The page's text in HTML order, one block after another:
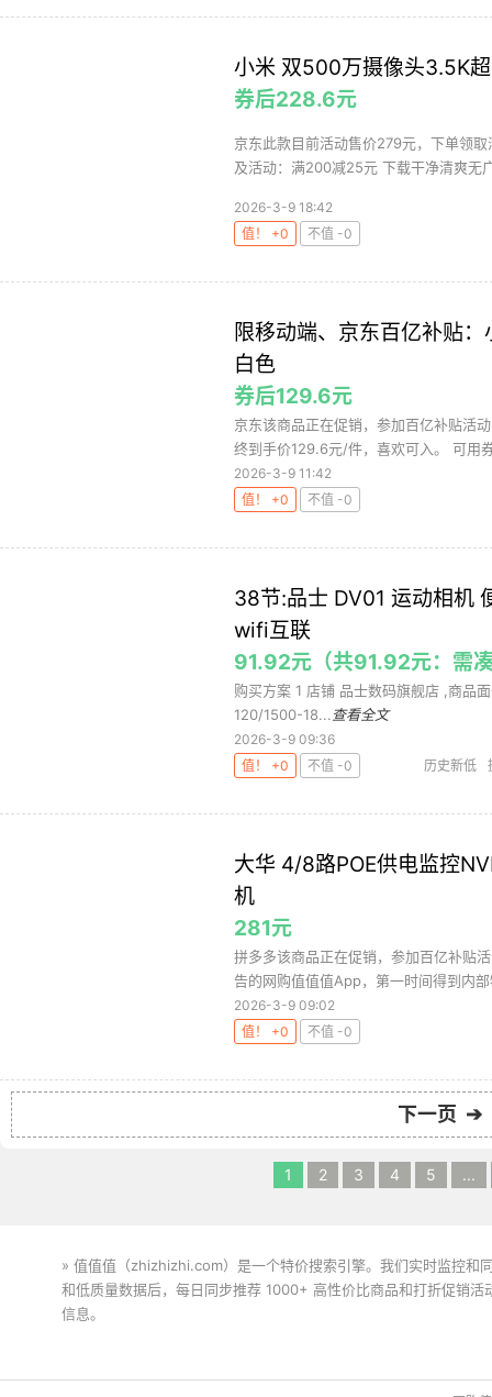
小米 双500万摄像头3.5K
券后228.6元
京东此款目前活动售价279元，下单领
及活动：满200减25元 下载干净清爽无
2026-3-9 18:42
值！ +0
不值 -0
限移动端、京东百亿补贴
白色
券后129.6元
京东该商品正在促销，参加百亿补贴活
终到手价129.6元/件，喜欢可入。 可用
2026-3-9 11:42
值！ +0
不值 -0
38节:品士 DV01 运动相机
wifi互联
91.92元（共91.92元：需
购买方案 1 店铺 品士数码旗舰店 ,商
120/1500-18... 查看全文
2026-3-9 09:36
值！ +0
不值 -0 历史新低
大华 4/8路POE供电监控
机
281元
拼多多该商品正在促销，参加百亿补贴
告的网购值值值App，第一时间得到内
2026-3-9 09:02
值！ +0
不值 -0
下一页 ➔
1 2 3 4 5 ...
» 值值值（zhizhizhi.com）是一个特价搜索引擎。我们实时监控和
和低质量数据后，每日同步推荐 1000+ 高性价比商品和打折促销
信息。